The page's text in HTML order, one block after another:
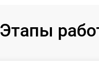
Этапы